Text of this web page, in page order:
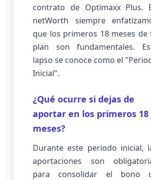
contrato de Optimaxx Plus.
netWorth siempre
que los primeros 18 meses de
plan son fundamentales.
lapso se conoce como el
Inicial".
¿Qué ocurre si dejas de
aportar en los primeros 18
meses?
Durante este periodo inicial,
aportaciones son
para consolidar el bono